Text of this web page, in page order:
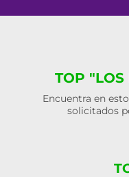
TOP "LOS
Encuentra en
solicitados